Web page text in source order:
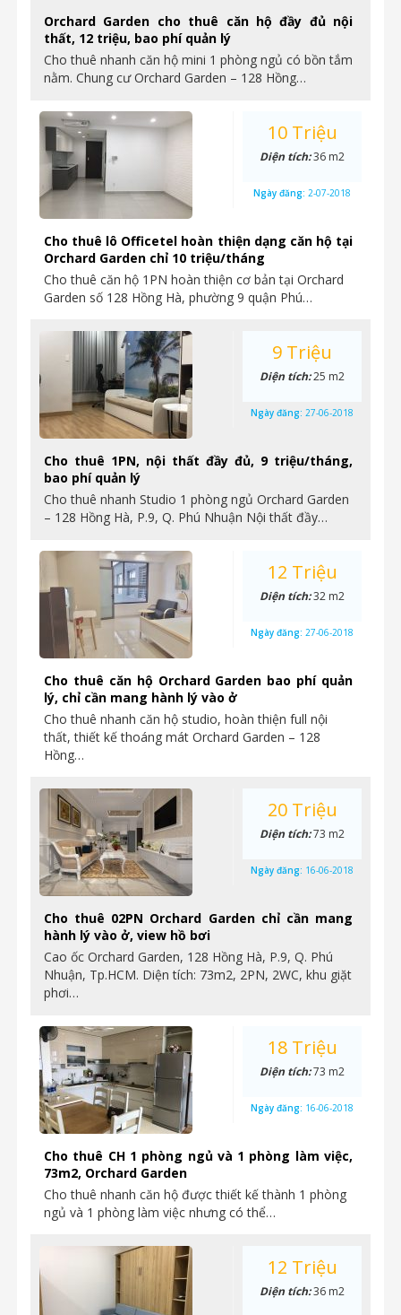
Orchard Garden cho thuê căn hộ đầy đủ nội
thất, 12 triệu, bao phí quản lý
Cho thuê nhanh căn hộ mini 1 phòng ngủ có bồn tắm
nằm. Chung cư Orchard Garden – 128 Hồng…
Cho thuê lô Officetel hoàn thiện dạng căn hộ tại
Orchard Garden chỉ 10 triệu/tháng
Cho thuê căn hộ 1PN hoàn thiện cơ bản tại Orchard
Garden số 128 Hồng Hà, phường 9 quận Phú…
10 Triệu
Diện tích:36 m2
Ngày đăng: 2-07-2018
Cho thuê 1PN, nội thất đầy đủ, 9 triệu/tháng,
bao phí quản lý
Cho thuê nhanh Studio 1 phòng ngủ Orchard Garden
– 128 Hồng Hà, P.9, Q. Phú Nhuận Nội thất đầy…
9 Triệu
Diện tích:25 m2
Ngày đăng: 27-06-2018
Cho thuê căn hộ Orchard Garden bao phí quản
lý, chỉ cần mang hành lý vào ở
Cho thuê nhanh căn hộ studio, hoàn thiện full nội
thất, thiết kế thoáng mát Orchard Garden – 128
Hồng…
12 Triệu
Diện tích:32 m2
Ngày đăng: 27-06-2018
Cho thuê 02PN Orchard Garden chỉ cần mang
hành lý vào ở, view hồ bơi
Cao ốc Orchard Garden, 128 Hồng Hà, P.9, Q. Phú
Nhuận, Tp.HCM. Diện tích: 73m2, 2PN, 2WC, khu giặt
phơi…
20 Triệu
Diện tích:73 m2
Ngày đăng: 16-06-2018
Cho thuê CH 1 phòng ngủ và 1 phòng làm việc,
73m2, Orchard Garden
Cho thuê nhanh căn hộ được thiết kế thành 1 phòng
ngủ và 1 phòng làm việc nhưng có thể…
18 Triệu
Diện tích:73 m2
Ngày đăng: 16-06-2018
12 Triệu
Diện tích:36 m2